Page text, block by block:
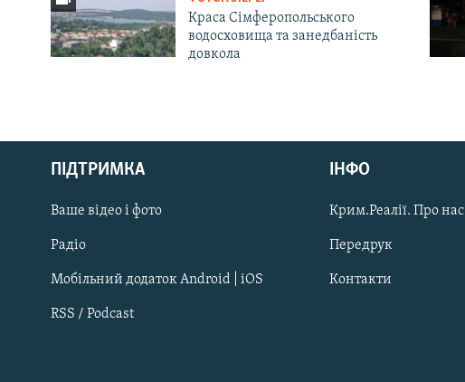
Русский
Qırımtatar
ДОЛУЧАЙСЯ!
Краса Сімферопольського
водосховища та занедбаність
довкола
ПІДТРИМКА
Ваше відео і фото
Радіо
Мобільний додаток Android | iOS
RSS / Podcast
ІНФО
Крим.Реалії. Про нас
Передрук
Контакти